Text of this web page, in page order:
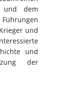
und dem
und
und
der